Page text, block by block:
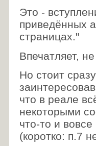
Это -
приведённых
страницах."
Впечатляет,
Но стоит
что в реале
некоторыми
что-то и вовсе
(коротко: п.7